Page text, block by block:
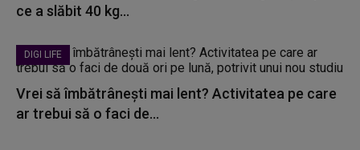
ce a slăbit 40 kg...
DIGI LIFE
Vrei să îmbătrânești mai lent? Activitatea pe care
ar trebui să o faci de...